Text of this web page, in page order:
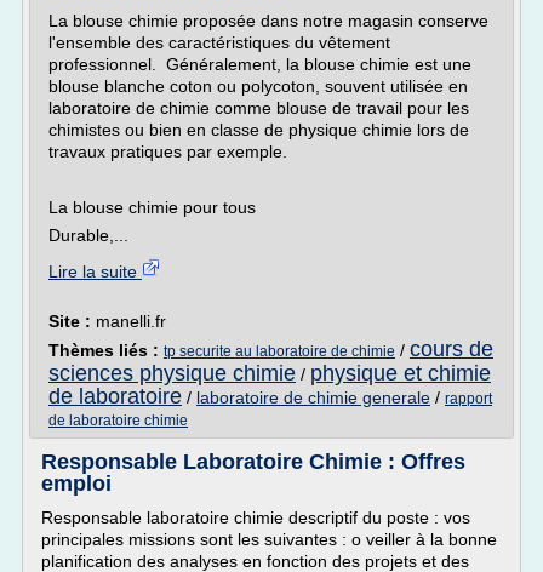
La blouse chimie proposée dans notre magasin conserve
l'ensemble des caractéristiques du vêtement
professionnel. Généralement, la blouse chimie est une
blouse blanche coton ou polycoton, souvent utilisée en
laboratoire de chimie comme blouse de travail pour les
chimistes ou bien en classe de physique chimie lors de
travaux pratiques par exemple.
La blouse chimie pour tous
Durable,...
Lire la suite
Site : manelli.fr
Thèmes liés : tp securite au laboratoire de chimie / cours de
sciences physique chimie / physique et chimie
de laboratoire / laboratoire de chimie generale / rapport
de laboratoire chimie
Responsable Laboratoire Chimie : Offres
emploi
Responsable laboratoire chimie descriptif du poste : vos
principales missions sont les suivantes : o veiller à la bonne
planification des analyses en fonction des projets et des